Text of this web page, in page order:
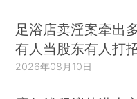
足浴店卖淫案牵出
有人当股东有人打
2026年08月10日